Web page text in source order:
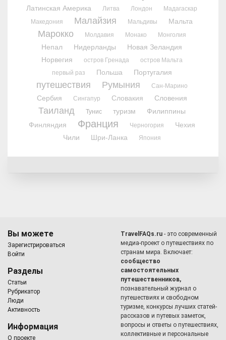
Латинская Америка Литва Лондон
Мадагаскар
Македония
Малайзия Мальдивы Мальта
Марокко Молдавия Монако Монголия
Непал Нидерланды
Новая Зеландия
Норвегия
остров Гренада
остров Мальта
первый раз
Польша Португалия
путешествия Румыния Сан-Марино
Сербия Сингапур Словакия Словения
Таиланд Тунис туризм
Филиппины
Финляндия
Франция Черногория
Чехия
Чили
Шри-Ланка Япония
Вы можете
Зарегистрироваться
Войти
Разделы
Статьи
Рубрикатор
Люди
Активность
Информация
О проекте
TravelFAQs.ru - это современный
медиа-проект о путешествиях по
странам мира. Включает:
сообщество
самостоятельных
путешественников,
познавательный журнал о
путешествиях и свободном
туризме, конкурсы лучших статей-
рассказов и путевых заметок,
вопросы и ответы о путешествиях,
коллективные и персональные